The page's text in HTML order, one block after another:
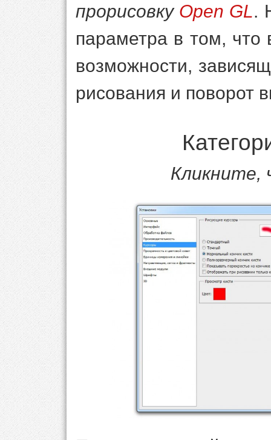
прорисовку Open GL.
параметра в том, что
возможности,
рисования и поворот
Кликните,